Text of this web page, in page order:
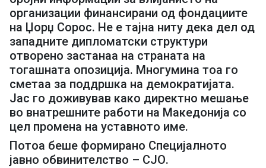
организации финансирани од фондациите
на Џорџ Сорос. Не е тајна ниту дека дел од
западните дипломатски структури
отворено застанаа на страната на
тогашната опозиција. Многумина тоа го
сметаа за поддршка на демократијата.
Јас го доживував како директно мешање
во внатрешните работи на Македонија со
цел промена на уставното име.
Потоа беше формирано Специјалното
јавно обвинителство – СЈО.